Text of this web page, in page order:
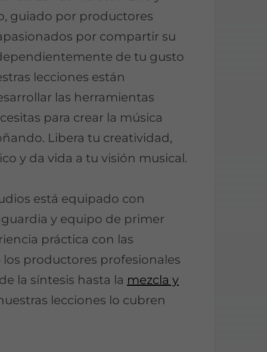
guiado por productores
por compartir su
de tu gusto
lecciones están
las herramientas
para crear la música
Libera tu creatividad,
y da vida a tu visión musical.
está equipado con
y equipo de primer
práctica con las
productores profesionales
la síntesis hasta la mezcla y
lecciones lo cubren